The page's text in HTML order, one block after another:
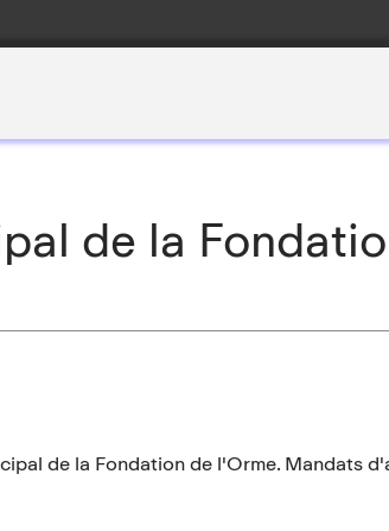
de la
de la Fondation de l'Orme. Mandats